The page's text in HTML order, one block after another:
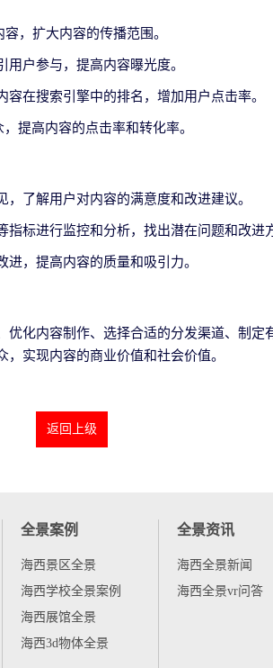
，扩大内容的传播范围。
户参与，提高内容曝光度。
在搜索引擎中的排名，增加用户点击率。
提高内容的点击率和转化率。
了解用户对内容的满意度和改进建议。
标进行监控和分析，找出潜在问题和改进
，提高内容的质量和吸引力。
化内容制作、选择合适的分发渠道、制
实现内容的商业价值和社会价值。
返回上级
全景案例
海西景区全景
海西学校全景案例
海西展馆全景
海西3d物体全景
全景资讯
海西全景新闻
海西全景vr问答